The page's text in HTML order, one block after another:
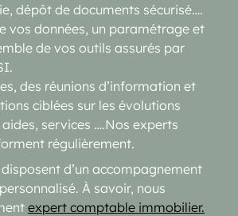
dépôt de documents sécurisé….
vos données, un paramétrage et
de vos outils assurés par
des réunions d’information et
ciblées sur les évolutions
services ….Nos experts
régulièrement.
d’un accompagnement
À savoir, nous
expert comptable immobilier.